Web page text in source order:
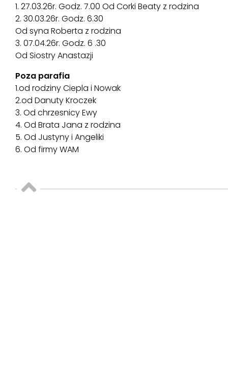
1. 27.03.26r. Godz. 7.00 Od Corki Beaty z rodzina
2. 30.03.26r. Godz. 6.30
Od syna Roberta z rodzina
3. 07.04.26r. Godz. 6 .30
Od Siostry Anastazji
Poza parafia
1.od rodziny Ciepla i Nowak
2.od Danuty Kroczek
3. Od chrzesnicy Ewy
4. Od Brata Jana z rodzina
5. Od Justyny i Angeliki
6. Od firmy WAM